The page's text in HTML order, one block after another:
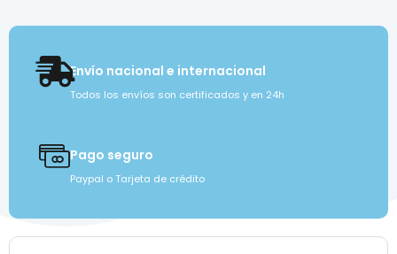
Envío nacional e internacional
Todos los envíos son certificados y en 24h
Pago seguro
Paypal o Tarjeta de crédito